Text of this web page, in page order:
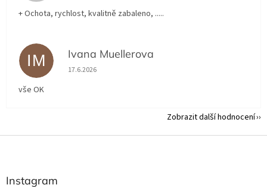
+ Ochota, rychlost, kvalitně zabaleno, .....
IM Ivana Muellerova
Hodnocení obchodu je 5 z 5 hvězdiček.
17.6.2026
vše OK
Zobrazit další hodnocení
Z
Instagram